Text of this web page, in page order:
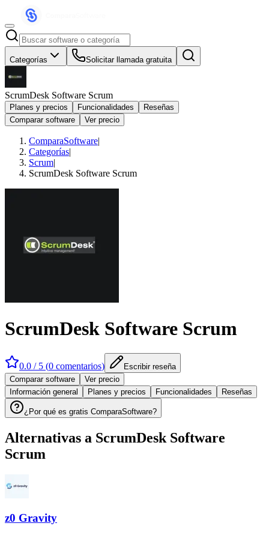
Categorías Solicitar llamada gratuita
ScrumDesk Software Scrum
Planes y precios Funcionalidades
Reseñas
Comparar software
Ver precio
ComparaSoftware|
Categorías|
Scrum|
ScrumDesk Software Scrum
ScrumDesk Software Scrum
0.0 / 5 (0 comentarios)
Escribir reseña
Comparar software
Ver precio
Información general
Planes y precios Funcionalidades Reseñas
¿Por qué es gratis ComparaSoftware?
Alternativas a ScrumDesk Software
Scrum
z0 Gravity